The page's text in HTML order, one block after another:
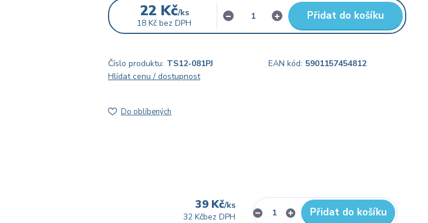
22 Kč/ks
18 Kč bez DPH
Přidat do košíku
Číslo produktu: TS12-081PJ EAN kód: 5901157454812
Hlídat cenu / dostupnost
Do oblíbených
39 Kč/ks
32 Kčbez DPH Přidat do košíku